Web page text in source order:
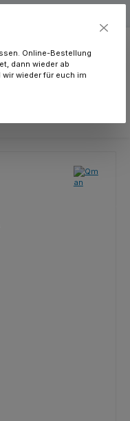
Online-Bestellung
dann wieder ab
wieder für euch im